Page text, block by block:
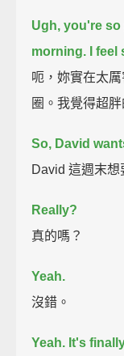
Ugh, you're
morning. I feel
呃，妳實在太
圈。我覺得超胖
So, David
David 這週末想
Really?
真的嗎？
Yeah.
沒錯。
Yeah. It's